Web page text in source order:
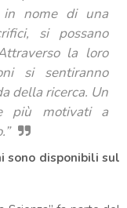
in nome di una
si possano
la loro
si sentiranno
della ricerca. Un
più motivati a
sono disponibili sul